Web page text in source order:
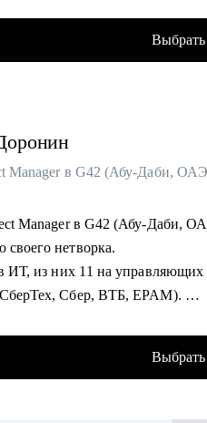
более 700 консультаций на
с подопечными составили
к найму в зарубежную
разработчиков.
всем со входом в IT и
Выбрать
Manager в G42 (Абу-Даби,
Manager в G42 (Абу-Даби,
своего нетворка.
ИТ, из них 11 на
Сбер, ВТБ, EPAM).
4 года.
консультант и специалист
Выбрать